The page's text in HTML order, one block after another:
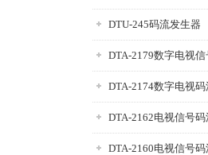
DTU-245码流发生器
DTA-2179数字电视
DTA-2174数字电视
DTA-2162电视信号
DTA-2160电视信号